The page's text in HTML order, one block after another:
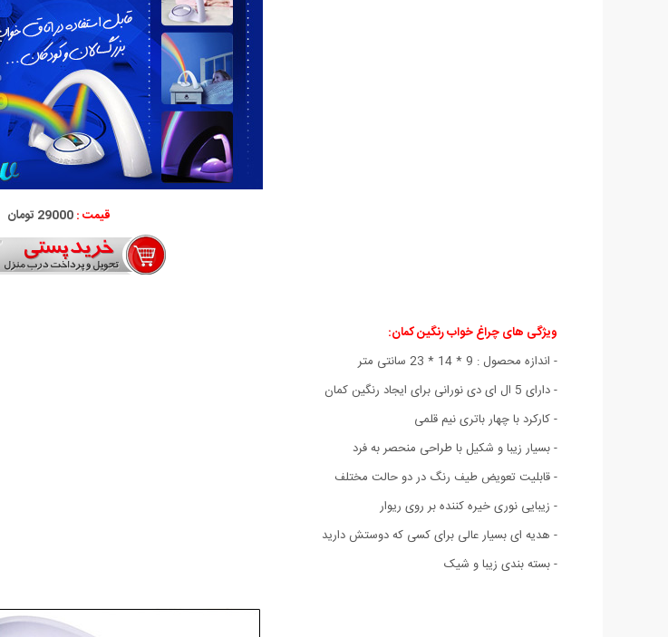
قیمت :29000 تومان
ویژگی های چراغ خواب رنگین کمان:
- اندازه محصول : 9 * 14 * 23 سانتی متر
- دارای 5 ال ای دی نورانی برای ایجاد رنگین کمان
- کارکرد با چهار باتری نیم قلمی
- بسیار زیبا و شکیل با طراحی منحصر به فرد
- قابلیت تعویض طیف رنگ در دو حالت مختلف
- زیبایی نوری خیره کننده بر روی ریوار
- هدیه ای بسیار عالی برای کسی که دوستش دارید
- بسته بندی زیبا و شیک